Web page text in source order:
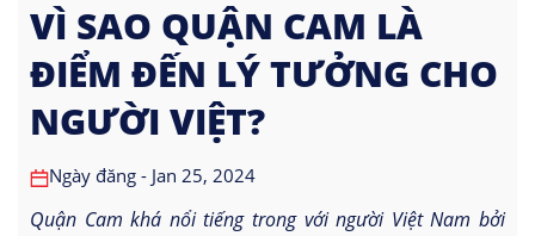
VÌ SAO QUẬN CAM LÀ
ĐIỂM ĐẾN LÝ TƯỞNG CHO
NGƯỜI VIỆT?
Ngày đăng - Jan 25, 2024
Quận Cam khá nổi tiếng trong với người Việt Nam bởi